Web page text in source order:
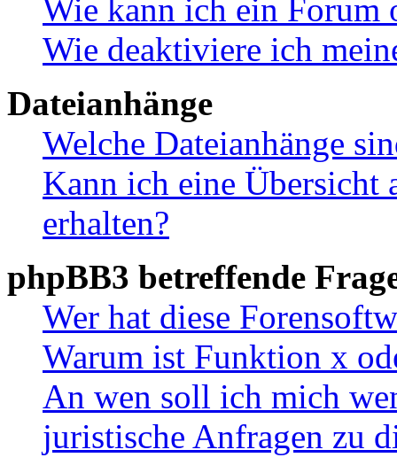
Wie kann ich ein Forum
Wie deaktiviere ich
Dateianhänge
Welche Dateianhänge
Kann ich eine Übersicht
erhalten?
phpBB3 betreffende
Wer hat diese
Warum ist Funktion x
An wen soll ich mich
juristische Anfragen zu